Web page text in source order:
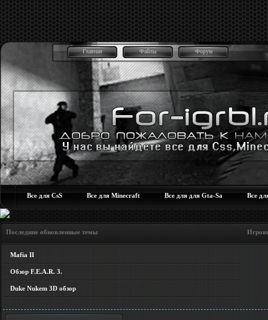
Главная Файлы Форум
Все для CsS Все для Minecraft Все для для Gta-Sa Все
Последние обновленные темы Игровые
Mafia II
Обзор F.E.A.R. 3.
Duke Nukem 3D обзор